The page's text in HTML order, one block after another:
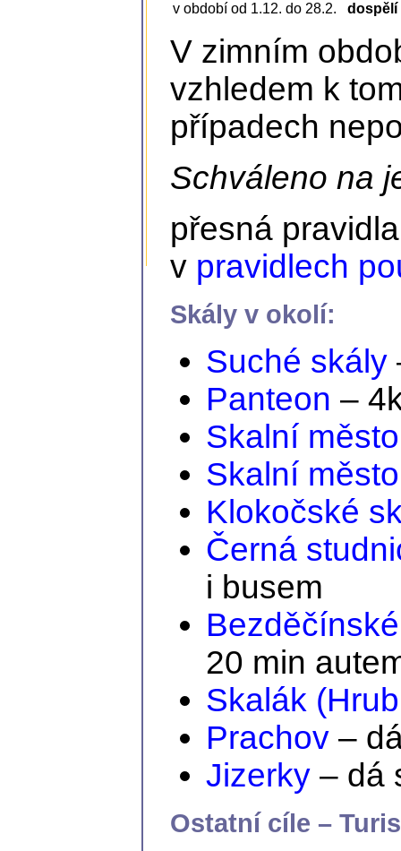
v období od 1.12. do 28.2.
dospělí
V zimním
vzhledem k
případech
Schváleno na
přesná
v pravidlech
Skály v okolí:
Suché skály
Panteon –
Skalní
Skalní
Klokočské
Černá
i busem
20 min
Skalák
Prachov–
Jizerky– dá
Ostatní cíle –